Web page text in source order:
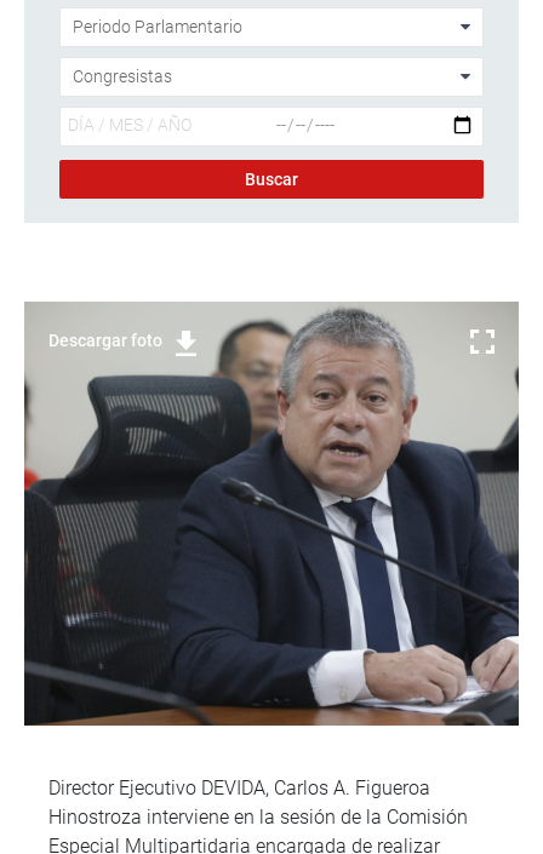
Descargar foto
Director Ejecutivo DEVIDA, Carlos A. Figueroa
Hinostroza interviene en la sesión de la Comisión
Especial Multipartidaria encargada de realizar